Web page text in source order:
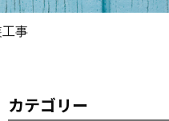
事
カテゴリー